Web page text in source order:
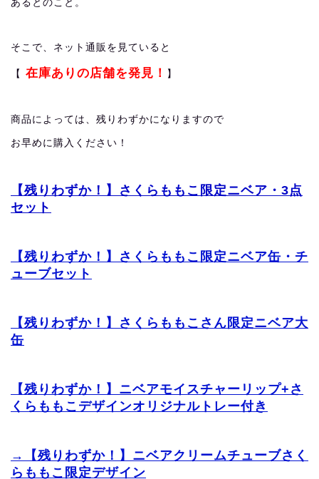
あるとのこと。
そこで、ネット通販を見ていると
【 在庫ありの店舗を発見！ 】
商品によっては、残りわずかになりますので
お早めに購入ください！
【残りわずか！】さくらももこ限定ニベア・3点
セット
【残りわずか！】さくらももこ限定ニベア缶・チ
ューブセット
【残りわずか！】さくらももこさん限定ニベア大
缶
【残りわずか！】ニベアモイスチャーリップ+さ
くらももこデザインオリジナルトレー付き
→【残りわずか！】ニベアクリームチューブさく
らももこ限定デザイン